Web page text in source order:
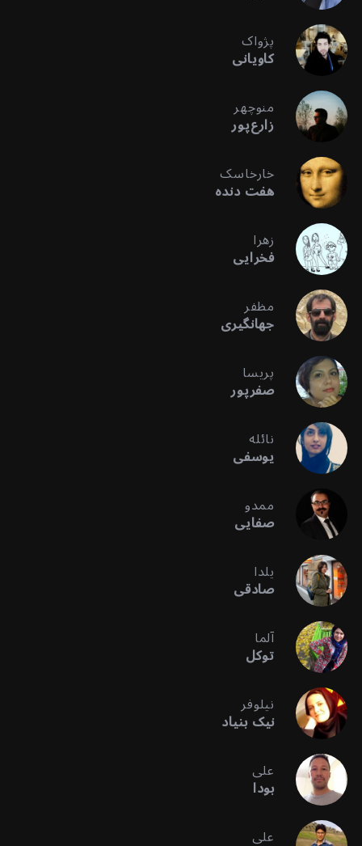
پژواک
کاویانی
منوچهر
زارع‌پور
خارخاسک
هفت دنده
زهرا
فخرایی
مظفر
جهانگیری
پریسا
صفرپور
نائله
یوسفی
ممدو
صفایی
یلدا
صادقی
آلما
توکل
نیلوفر
نیک بنیاد
علی
بودا
علی